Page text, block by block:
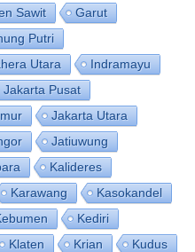
Sawit
Garut
Putri
Utara
Indramayu
Jakarta Pusat
Jakarta Utara
Jatiuwung
Kalideres
Karawang
Kasokandel
Kediri
Klaten Krian
Kudus